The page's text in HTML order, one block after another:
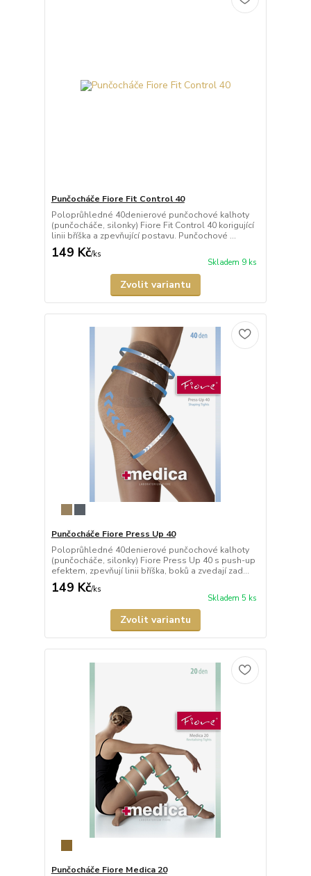
Punčocháče Fiore Fit Control 40
Poloprůhledné 40denierové punčochové kalhoty
(punčocháče, silonky) Fiore Fit Control 40 korigující
linii bříška a zpevňující postavu. Punčochové ...
149 Kč/ks
Skladem 9 ks
Zvolit variantu
Punčocháče Fiore Press Up 40
Poloprůhledné 40denierové punčochové kalhoty
(punčocháče, silonky) Fiore Press Up 40 s push-up
efektem, zpevňují linii bříška, boků a zvedají zad...
149 Kč/ks
Skladem 5 ks
Zvolit variantu
Punčocháče Fiore Medica 20